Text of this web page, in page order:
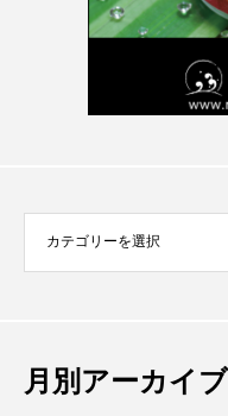
月別アーカイブ